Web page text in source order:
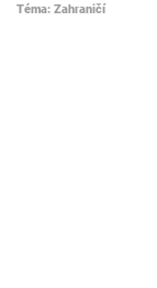
Téma: Zahraničí